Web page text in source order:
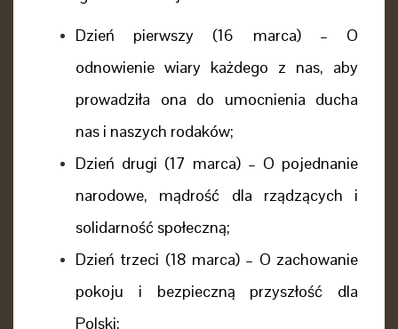
Dzień pierwszy (16 marca) – O
odnowienie wiary każdego z nas, aby
prowadziła ona do umocnienia ducha
nas i naszych rodaków;
Dzień drugi (17 marca) – O pojednanie
narodowe, mądrość dla rządzących i
solidarność społeczną;
Dzień trzeci (18 marca) – O zachowanie
pokoju i bezpieczną przyszłość dla
Polski;